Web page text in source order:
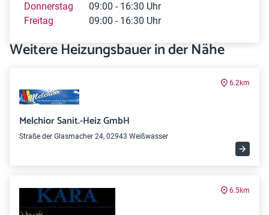
Donnerstag
09:00 - 16:30 Uhr
Freitag
09:00 - 16:30 Uhr
Weitere Heizungsbauer in der Nähe
6.2km
Melchior Sanit.-Heiz GmbH
Straße der Glasmacher 24, 02943 Weißwasser
6.5km